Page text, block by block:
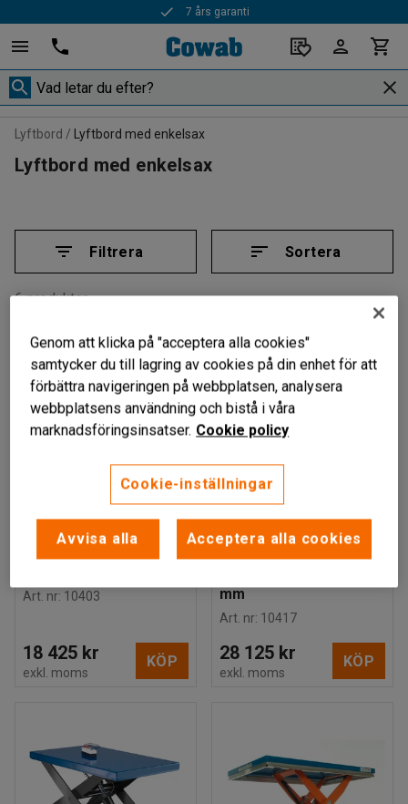
7 års garanti
Snabba leveranser
Lyftbord Lyftbord med enkelsax
Lyftbord med enkelsax
Filtrera Sortera
6 produkter
Finns i flera utföranden
KRYPTON
Lyftbord, 1000 kg,
Art. nr: 10403
18 425 kr
exkl. moms
KÖP
PLATINA
Lyftbord, låg modell,
mm
Art. nr: 10417
28 125 kr
exkl. moms
KÖP
Genom att klicka på "acceptera alla cookies"
samtycker du till lagring av cookies på din enhet för att
förbättra navigeringen på webbplatsen, analysera
webbplatsens användning och bistå i våra
marknadsföringsinsatser. Cookie policy
Cookie-inställningar
Avvisa alla Acceptera alla cookies